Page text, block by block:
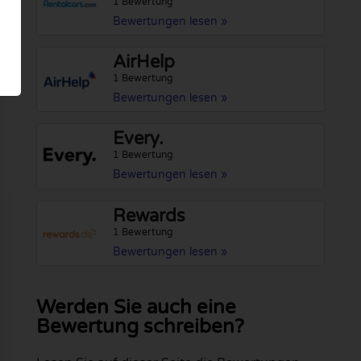
Bewertungen lesen »
AirHelp
1 Bewertung
Bewertungen lesen »
Every.
1 Bewertung
Bewertungen lesen »
Rewards
1 Bewertung
Bewertungen lesen »
Werden Sie auch eine
Bewertung schreiben?